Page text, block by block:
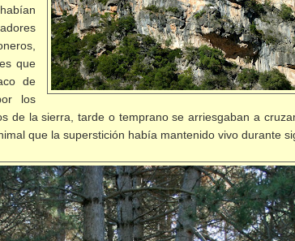
que
de
los
de la sierra, tarde o temprano se arriesgaban a
que la superstición había mantenido vivo durante